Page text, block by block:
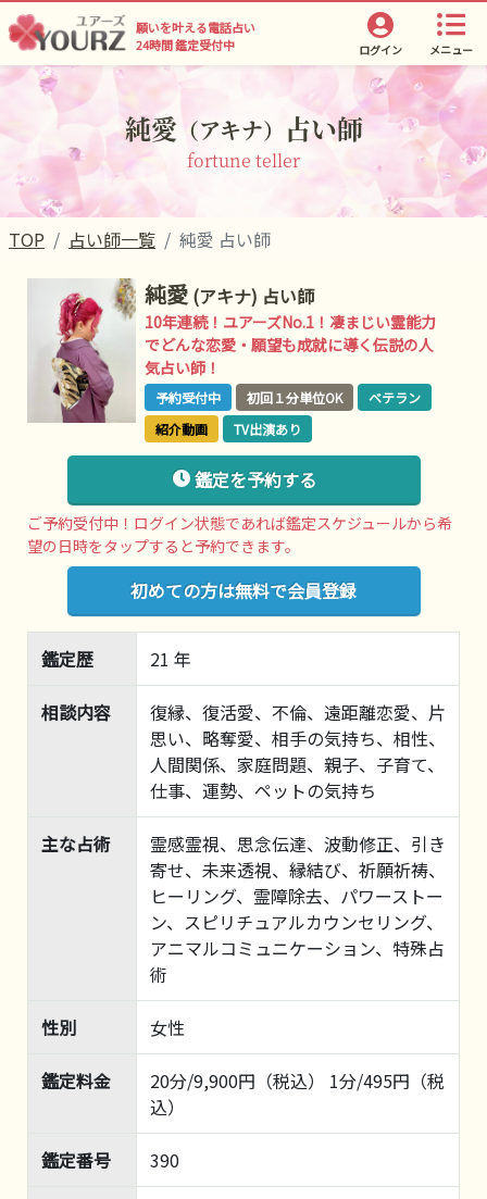
メニュー
願いを叶える電話占い
24時間 鑑定受付中
ログイン
純愛 （アキナ） 占い師
fortune teller
TOP 占い師一覧 純愛 占い師
純愛 (アキナ) 占い師
10年連続！ユアーズNo.1！凄まじい霊能力
でどんな恋愛・願望も成就に導く伝説の人
気占い師！
予約受付中 初回１分単位OK
ベテラン
紹介動画
TV出演あり
鑑定を予約する
ご予約受付中！ログイン状態であれば鑑定スケジュールから希
望の日時をタップすると予約できます。
初めての方は無料で会員登録
鑑定歴 21 年
相談内容
復縁、復活愛、不倫、遠距離恋愛、片
思い、略奪愛、相手の気持ち、相性、
人間関係、家庭問題、親子、子育て、
仕事、運勢、ペットの気持ち
主な占術
霊感霊視、思念伝達、波動修正、引き
寄せ、未来透視、縁結び、祈願祈祷、
ヒーリング、霊障除去、パワーストー
ン、スピリチュアルカウンセリング、
アニマルコミュニケーション、特殊占
術
性別 女性
鑑定料金
20分/9,900円（税込） 1分/495円（税
込）
鑑定番号 390